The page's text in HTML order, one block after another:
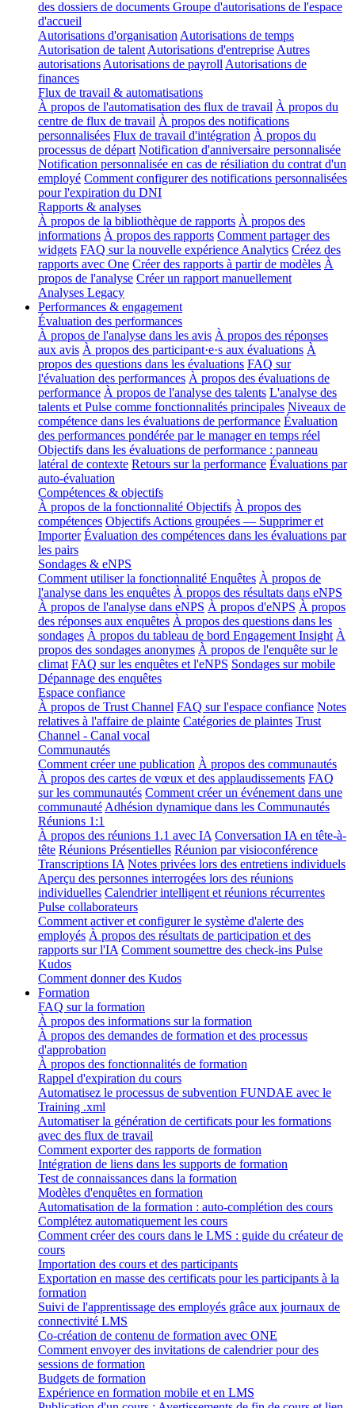
des dossiers de documents Groupe d'autorisations de l'espace
d'accueil
Autorisations d'organisation Autorisations de temps
Autorisation de talent Autorisations d'entreprise Autres
autorisations Autorisations de payroll Autorisations de
finances
Flux de travail & automatisations
À propos de l'automatisation des flux de travail À propos du
centre de flux de travail À propos des notifications
personnalisées Flux de travail d'intégration À propos du
processus de départ Notification d'anniversaire personnalisée
Notification personnalisée en cas de résiliation du contrat d'un
employé Comment configurer des notifications personnalisées
pour l'expiration du DNI
Rapports & analyses
À propos de la bibliothèque de rapports À propos des
informations À propos des rapports Comment partager des
widgets FAQ sur la nouvelle expérience Analytics Créez des
rapports avec One Créer des rapports à partir de modèles À
propos de l'analyse Créer un rapport manuellement
Analyses Legacy
Performances & engagement
Évaluation des performances
À propos de l'analyse dans les avis À propos des réponses
aux avis À propos des participant·e·s aux évaluations À
propos des questions dans les évaluations FAQ sur
l'évaluation des performances À propos des évaluations de
performance À propos de l'analyse des talents L'analyse des
talents et Pulse comme fonctionnalités principales Niveaux de
compétence dans les évaluations de performance Évaluation
des performances pondérée par le manager en temps réel
Objectifs dans les évaluations de performance : panneau
latéral de contexte Retours sur la performance Évaluations par
auto-évaluation
Compétences & objectifs
À propos de la fonctionnalité Objectifs À propos des
compétences Objectifs Actions groupées — Supprimer et
Importer Évaluation des compétences dans les évaluations par
les pairs
Sondages & eNPS
Comment utiliser la fonctionnalité Enquêtes À propos de
l'analyse dans les enquêtes À propos des résultats dans eNPS
À propos de l'analyse dans eNPS À propos d'eNPS À propos
des réponses aux enquêtes À propos des questions dans les
sondages À propos du tableau de bord Engagement Insight À
propos des sondages anonymes À propos de l'enquête sur le
climat FAQ sur les enquêtes et l'eNPS Sondages sur mobile
Dépannage des enquêtes
Espace confiance
À propos de Trust Channel FAQ sur l'espace confiance Notes
relatives à l'affaire de plainte Catégories de plaintes Trust
Channel - Canal vocal
Communautés
Comment créer une publication À propos des communautés
À propos des cartes de vœux et des applaudissements FAQ
sur les communautés Comment créer un événement dans une
communauté Adhésion dynamique dans les Communautés
Réunions 1:1
À propos des réunions 1.1 avec IA Conversation IA en tête-à-
tête Réunions Présentielles Réunion par visioconférence
Transcriptions IA Notes privées lors des entretiens individuels
Aperçu des personnes interrogées lors des réunions
individuelles Calendrier intelligent et réunions récurrentes
Pulse collaborateurs
Comment activer et configurer le système d'alerte des
employés À propos des résultats de participation et des
rapports sur l'IA Comment soumettre des check-ins Pulse
Kudos
Comment donner des Kudos
Formation
FAQ sur la formation
À propos des informations sur la formation
À propos des demandes de formation et des processus
d'approbation
À propos des fonctionnalités de formation
Rappel d'expiration du cours
Automatisez le processus de subvention FUNDAE avec le
Training .xml
Automatiser la génération de certificats pour les formations
avec des flux de travail
Comment exporter des rapports de formation
Intégration de liens dans les supports de formation
Test de connaissances dans la formation
Modèles d'enquêtes en formation
Automatisation de la formation : auto-complétion des cours
Complétez automatiquement les cours
Comment créer des cours dans le LMS : guide du créateur de
cours
Importation des cours et des participants
Exportation en masse des certificats pour les participants à la
formation
Suivi de l'apprentissage des employés grâce aux journaux de
connectivité LMS
Co-création de contenu de formation avec ONE
Comment envoyer des invitations de calendrier pour des
sessions de formation
Budgets de formation
Expérience en formation mobile et en LMS